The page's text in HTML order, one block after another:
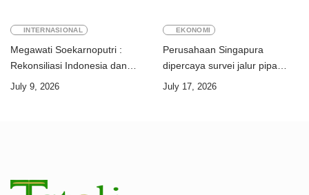
INTERNASIONAL
Megawati Soekarnoputri :
Rekonsiliasi Indonesia dan
Timor-Leste jadi teladan dunia
July 9, 2026
EKONOMI
Perusahaan Singapura
dipercaya survei jalur pipa
ekspor Gas Greater Sunrise
July 17, 2026